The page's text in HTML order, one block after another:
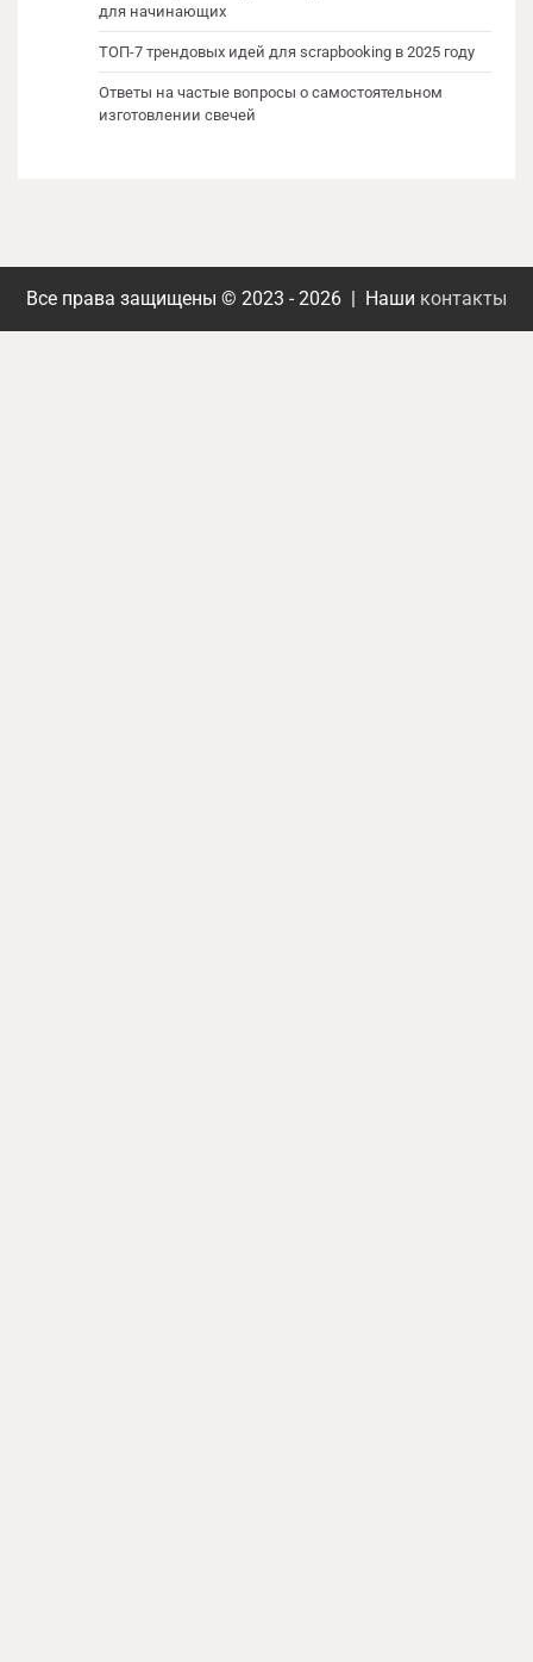
для начинающих
ТОП-7 трендовых идей для scrapbooking в 2025 году
Ответы на частые вопросы о самостоятельном
изготовлении свечей
Все права защищены © 2023 - 2026 | Наши контакты